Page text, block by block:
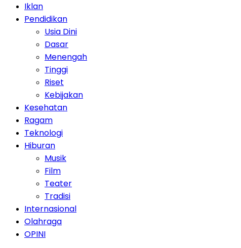
Iklan
Pendidikan
Usia Dini
Dasar
Menengah
Tinggi
Riset
Kebijakan
Kesehatan
Ragam
Teknologi
Hiburan
Musik
Film
Teater
Tradisi
Internasional
Olahraga
OPINI